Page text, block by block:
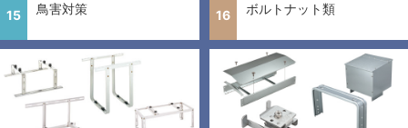
15 鳥害対策 16 ボルトナット類